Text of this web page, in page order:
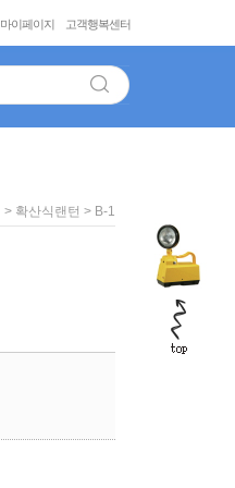
고객행복센터
마이페이지
> 확산식랜턴 > B-1